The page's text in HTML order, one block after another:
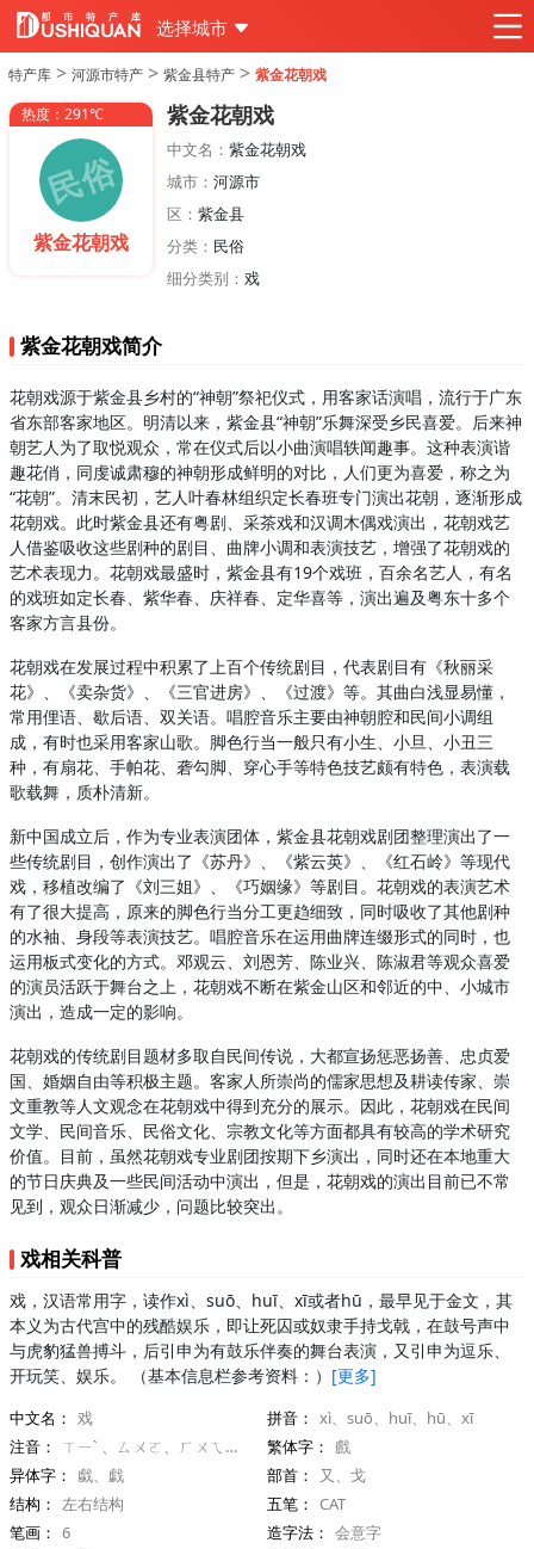
选择城市
特产库 > 河源市特产 > 紫金县特产 > 紫金花朝戏
热度：291℃
紫金花朝戏
紫金花朝戏
中文名： 紫金花朝戏
城市： 河源市
区： 紫金县
分类： 民俗
细分类别： 戏
紫金花朝戏简介
花朝戏源于紫金县乡村的“神朝”祭祀仪式，用客家话演唱，流行于广东
省东部客家地区。明清以来，紫金县“神朝”乐舞深受乡民喜爱。后来神
朝艺人为了取悦观众，常在仪式后以小曲演唱轶闻趣事。这种表演谐
趣花俏，同虔诚肃穆的神朝形成鲜明的对比，人们更为喜爱，称之为
“花朝”。清末民初，艺人叶春林组织定长春班专门演出花朝，逐渐形成
花朝戏。此时紫金县还有粤剧、采茶戏和汉调木偶戏演出，花朝戏艺
人借鉴吸收这些剧种的剧目、曲牌小调和表演技艺，增强了花朝戏的
艺术表现力。花朝戏最盛时，紫金县有19个戏班，百余名艺人，有名
的戏班如定长春、紫华春、庆祥春、定华喜等，演出遍及粤东十多个
客家方言县份。
花朝戏在发展过程中积累了上百个传统剧目，代表剧目有《秋丽采
花》、《卖杂货》、《三官进房》、《过渡》等。其曲白浅显易懂，
常用俚语、歇后语、双关语。唱腔音乐主要由神朝腔和民间小调组
成，有时也采用客家山歌。脚色行当一般只有小生、小旦、小丑三
种，有扇花、手帕花、砻勾脚、穿心手等特色技艺颇有特色，表演载
歌载舞，质朴清新。
新中国成立后，作为专业表演团体，紫金县花朝戏剧团整理演出了一
些传统剧目，创作演出了《苏丹》、《紫云英》、《红石岭》等现代
戏，移植改编了《刘三姐》、《巧姻缘》等剧目。花朝戏的表演艺术
有了很大提高，原来的脚色行当分工更趋细致，同时吸收了其他剧种
的水袖、身段等表演技艺。唱腔音乐在运用曲牌连缀形式的同时，也
运用板式变化的方式。邓观云、刘恩芳、陈业兴、陈淑君等观众喜爱
的演员活跃于舞台之上，花朝戏不断在紫金山区和邻近的中、小城市
演出，造成一定的影响。
花朝戏的传统剧目题材多取自民间传说，大都宣扬惩恶扬善、忠贞爱
国、婚姻自由等积极主题。客家人所崇尚的儒家思想及耕读传家、崇
文重教等人文观念在花朝戏中得到充分的展示。因此，花朝戏在民间
文学、民间音乐、民俗文化、宗教文化等方面都具有较高的学术研究
价值。目前，虽然花朝戏专业剧团按期下乡演出，同时还在本地重大
的节日庆典及一些民间活动中演出，但是，花朝戏的演出目前已不常
见到，观众日渐减少，问题比较突出。
戏相关科普
戏，汉语常用字，读作xì、suō、huī、xī或者hū，最早见于金文，其
本义为古代宫中的残酷娱乐，即让死囚或奴隶手持戈戟，在鼓号声中
与虎豹猛兽搏斗，后引申为有鼓乐伴奏的舞台表演，又引申为逗乐、
开玩笑、娱乐。 （基本信息栏参考资料：） [更多]
中文名： 戏 拼音： xì、suō、huī、hū、xī
注音：
ㄒㄧˋ 、ㄙㄨㄛ、ㄏㄨㄟ等 繁体字： 戲
异体字： 戱、戯 部首：
又、戈
结构： 左右结构 五笔：
CAT
笔画： 6 造字法： 会意字